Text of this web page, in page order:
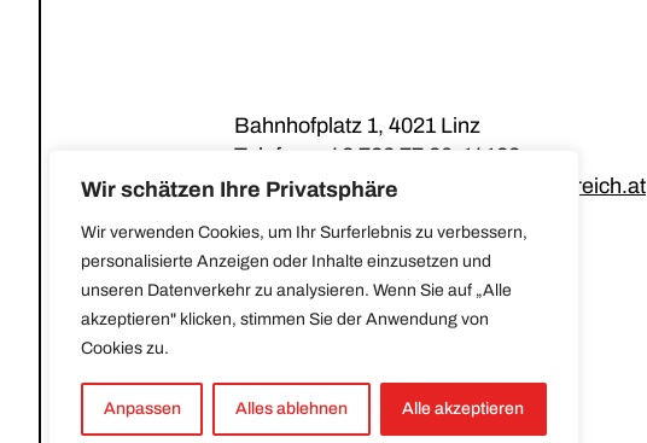
Wir schätzen Ihre Privatsphäre
Wir verwenden Cookies, um Ihr Surferlebnis zu verbessern,
personalisierte Anzeigen oder Inhalte einzusetzen und
unseren Datenverkehr zu analysieren. Wenn Sie auf „Alle
akzeptieren" klicken, stimmen Sie der Anwendung von
Cookies zu.
Anpassen Alles ablehnen Alle akzeptieren
Bahnhofplatz 1, 4021 Linz
Telefon:
+43 732 77 20-14133
E-Mail:post@gesundes-oberoesterreich.at